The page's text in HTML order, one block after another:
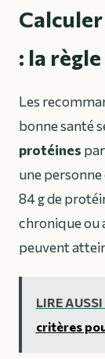
: la
Les
bonne santé
protéines
une
84 g de
chronique ou
peuvent
LIRE AUSSI
critères